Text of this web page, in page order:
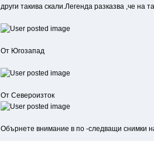
други такива скали.Легенда разказва ,че на
От Югозапад
От Североизток
Обърнете внимание в по -следващи снимки